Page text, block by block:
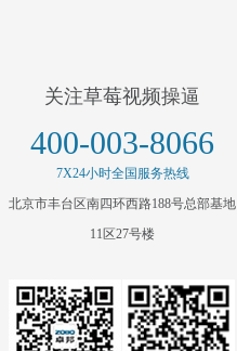
关注草莓视频操逼
400-003-8066
7X24小时全国服务热线
北京市丰台区南四环西路188号总部基地
11区27号楼